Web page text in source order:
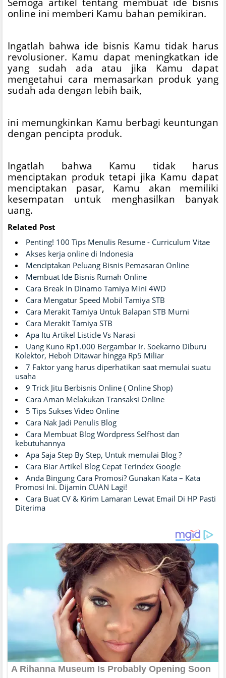
online ini memberi Kamu bahan pemikiran.
Ingatlah bahwa ide bisnis Kamu tidak harus
revolusioner. Kamu dapat meningkatkan ide
yang sudah ada atau jika Kamu dapat
mengetahui cara memasarkan produk yang
sudah ada dengan lebih baik,
ini memungkinkan Kamu berbagi keuntungan
dengan pencipta produk.
Ingatlah bahwa Kamu tidak harus
menciptakan produk tetapi jika Kamu dapat
menciptakan pasar, Kamu akan memiliki
kesempatan untuk menghasilkan banyak
uang.
Related Post
Penting! 100 Tips Menulis Resume - Curriculum Vitae
Akses kerja online di Indonesia
Menciptakan Peluang Bisnis Pemasaran Online
Membuat Ide Bisnis Rumah Online
Cara Break In Dinamo Tamiya Mini 4WD
Cara Mengatur Speed Mobil Tamiya STB
Cara Merakit Tamiya Untuk Balapan STB Murni
Cara Merakit Tamiya STB
Apa Itu Artikel Listicle Vs Narasi
Uang Kuno Rp1.000 Bergambar Ir. Soekarno Diburu
Kolektor, Heboh Ditawar hingga Rp5 Miliar
7 Faktor yang harus diperhatikan saat memulai suatu
usaha
9 Trick Jitu Berbisnis Online ( Online Shop)
Cara Aman Melakukan Transaksi Online
5 Tips Sukses Video Online
Cara Nak Jadi Penulis Blog
Cara Membuat Blog Wordpress Selfhost dan
kebutuhannya
Apa Saja Step By Step, Untuk memulai Blog ?
Cara Biar Artikel Blog Cepat Terindex Google
Anda Bingung Cara Promosi? Gunakan Kata – Kata
Promosi Ini. Dijamin CUAN Lagi!
Cara Buat CV & Kirim Lamaran Lewat Email Di HP Pasti
Diterima